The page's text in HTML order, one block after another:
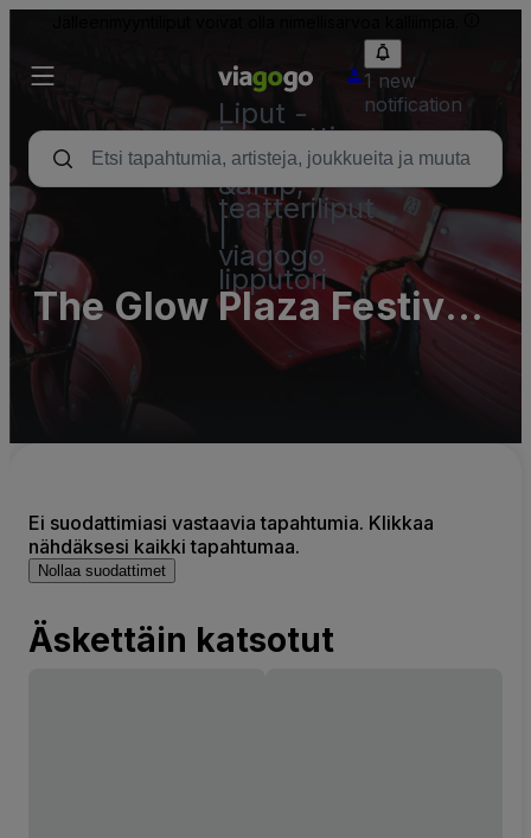
Liput -
konsertti,
urheilu
&amp;
teatteriliput
viagogo
lipputori
1 new
notification
The Glow Plaza Festival
Grounds Parking Lots
Ei suodattimiasi vastaavia tapahtumia. Klikkaa
nähdäksesi kaikki tapahtumaa.
Nollaa suodattimet
Äskettäin katsotut